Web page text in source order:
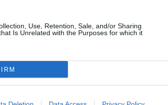
Use, Retention, Sale, and/or Sharing
Is Unrelated with the Purposes for which it